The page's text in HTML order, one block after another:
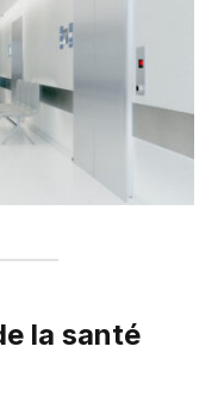
la santé